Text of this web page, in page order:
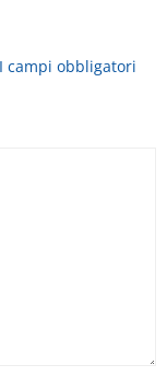
I campi obbligatori